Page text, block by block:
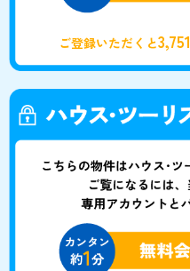
ご登録いただくと3,751